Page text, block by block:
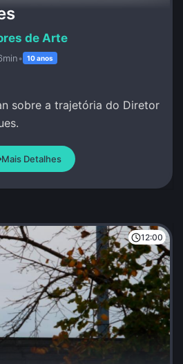
de Arte
• 10 anos
sobre a trajetória do Diretor
Mais Detalhes
12:00